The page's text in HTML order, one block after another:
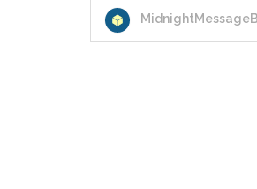
คงจะเป็นเรื่องของความ
แต่เมื่อ ในเวลาที่ ส...